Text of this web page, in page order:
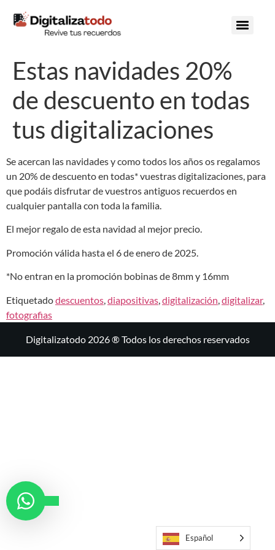
Estas navidades 20%
de descuento en todas
tus digitalizaciones
Se acercan las navidades y como todos los años os regalamos
un 20% de descuento en todas* vuestras digitalizaciones, para
que podáis disfrutar de vuestros antiguos recuerdos en
cualquier pantalla con toda la familia.
El mejor regalo de esta navidad al mejor precio.
Promoción válida hasta el 6 de enero de 2025.
*No entran en la promoción bobinas de 8mm y 16mm
Etiquetadodescuentos diapositivas digitalización digitalizar,
fotografias
Digitalizatodo 2026 ® Todos los derechos reservados
Español